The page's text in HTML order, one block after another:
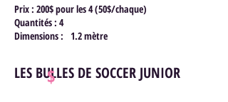
Prix : 200$ pour les 4 (50$/chaque)
Quantités : 4
Dimensions : 1.2 mètre
LES BULLES DE SOCCER JUNIOR
$